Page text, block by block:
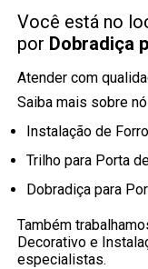
Você está no
por Dobradiça
Atender com
Saiba mais sobre
Instalação de
Trilho para Porta
Dobradiça para
Também
Decorativo e
especialistas.